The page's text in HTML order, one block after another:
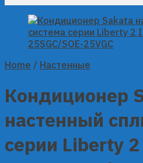
Home / Настенные
Кондиционер
настенный
серии Liberty